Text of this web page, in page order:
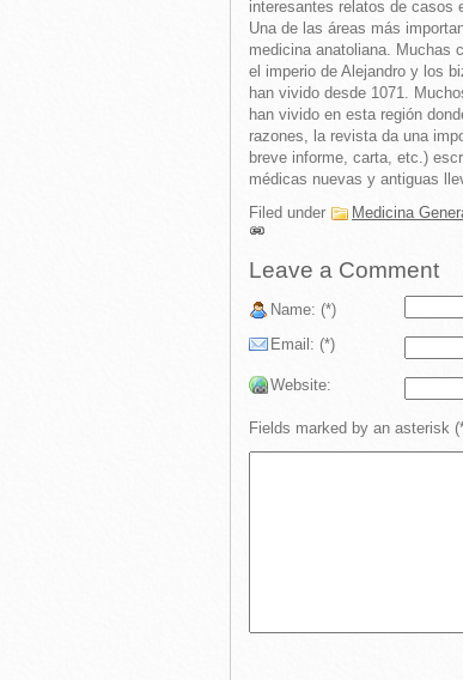
interesantes relatos de casos
Una de las áreas más
medicina anatoliana. Muchas
el imperio de Alejandro y los
han vivido desde 1071.
han vivido en esta región
razones, la revista da una
breve informe, carta, etc.)
médicas nuevas y antiguas
Filed under
Medicina
Leave a Comment
Name: (*)
Email: (*)
Website:
Fields marked by an asterisk